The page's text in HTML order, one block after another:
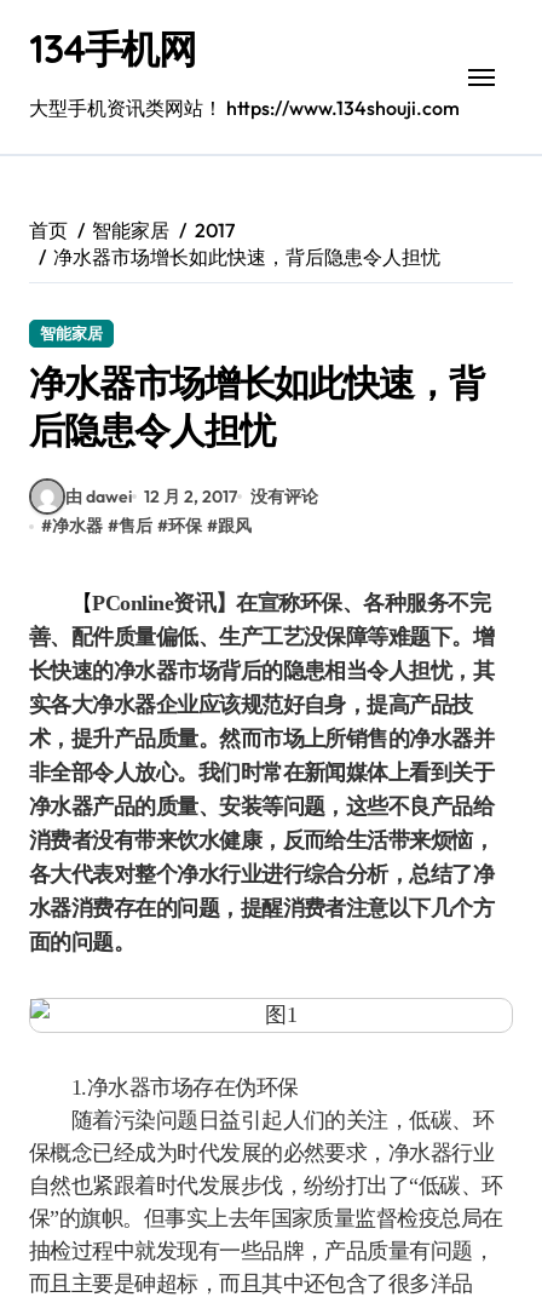
134手机网
大型手机资讯类网站！ https://www.134shouji.com
首页 智能家居
2017
净水器市场增长如此快速，背后隐患令人担忧
智能家居
净水器市场增长如此快速，背
后隐患令人担忧
由 dawei 12 月 2, 2017 没有评论
#净水器 #售后 #环保 #跟风
【PConline资讯】在宣称环保、各种服务不完
善、配件质量偏低、生产工艺没保障等难题下。增
长快速的净水器市场背后的隐患相当令人担忧，其
实各大净水器企业应该规范好自身，提高产品技
术，提升产品质量。然而市场上所销售的净水器并
非全部令人放心。我们时常在新闻媒体上看到关于
净水器产品的质量、安装等问题，这些不良产品给
消费者没有带来饮水健康，反而给生活带来烦恼，
各大代表对整个净水行业进行综合分析，总结了净
水器消费存在的问题，提醒消费者注意以下几个方
面的问题。
1.净水器市场存在伪环保
随着污染问题日益引起人们的关注，低碳、环
保概念已经成为时代发展的必然要求，净水器行业
自然也紧跟着时代发展步伐，纷纷打出了“低碳、环
保”的旗帜。但事实上去年国家质量监督检疫总局在
抽检过程中就发现有一些品牌，产品质量有问题，
而且主要是砷超标，而且其中还包含了很多洋品